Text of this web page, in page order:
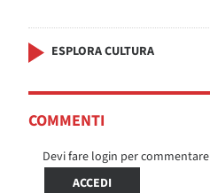
ESPLORA CULTURA
COMMENTI
Devi fare login per commentare
ACCEDI